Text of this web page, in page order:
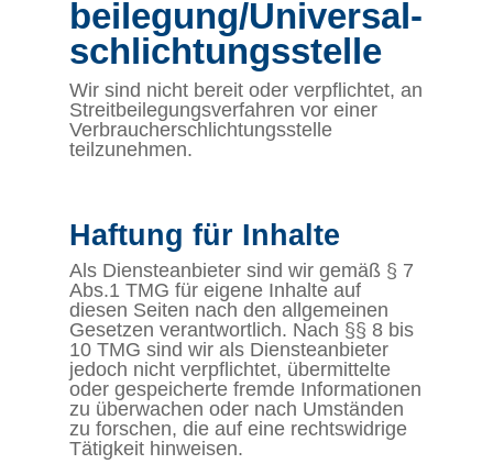
beilegung/Universal­
schlichtungs­stelle
Wir sind nicht bereit oder verpflichtet, an
Streitbeilegungsverfahren vor einer
Verbraucherschlichtungsstelle
teilzunehmen.
Haftung für Inhalte
Als Diensteanbieter sind wir gemäß § 7
Abs.1 TMG für eigene Inhalte auf
diesen Seiten nach den allgemeinen
Gesetzen verantwortlich. Nach §§ 8 bis
10 TMG sind wir als Diensteanbieter
jedoch nicht verpflichtet, übermittelte
oder gespeicherte fremde Informationen
zu überwachen oder nach Umständen
zu forschen, die auf eine rechtswidrige
Tätigkeit hinweisen.